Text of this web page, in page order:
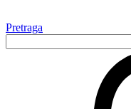
Pretraga